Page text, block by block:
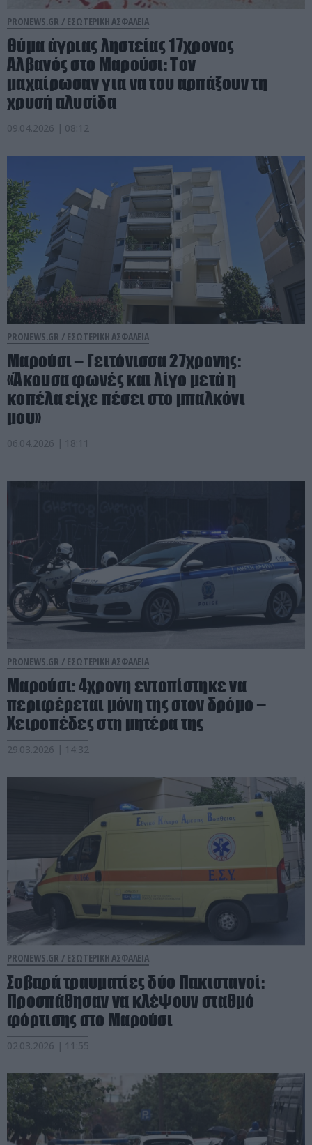
PRONEWS.GR / ΕΣΩΤΕΡΙΚΗ ΑΣΦΑΛΕΙΑ
Θύμα άγριας ληστείας 17χρονος
Αλβανός στο Μαρούσι: Τον
μαχαίρωσαν για να του αρπάξουν τη
χρυσή αλυσίδα
09.04.2026 | 08:12
PRONEWS.GR / ΕΣΩΤΕΡΙΚΗ ΑΣΦΑΛΕΙΑ
Μαρούσι – Γειτόνισσα 27χρονης:
«Άκουσα φωνές και λίγο μετά η
κοπέλα είχε πέσει στο μπαλκόνι
μου»
06.04.2026 | 18:11
PRONEWS.GR / ΕΣΩΤΕΡΙΚΗ ΑΣΦΑΛΕΙΑ
Μαρούσι: 4χρονη εντοπίστηκε να
περιφέρεται μόνη της στον δρόμο –
Χειροπέδες στη μητέρα της
29.03.2026 | 14:32
PRONEWS.GR / ΕΣΩΤΕΡΙΚΗ ΑΣΦΑΛΕΙΑ
Σοβαρά τραυματίες δύο Πακιστανοί:
Προσπάθησαν να κλέψουν σταθμό
φόρτισης στο Μαρούσι
02.03.2026 | 11:55